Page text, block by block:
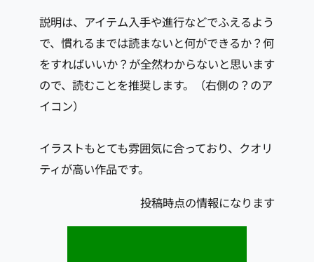
説明は、アイテム入手や進行などでふえるよう
で、慣れるまでは読まないと何ができるか？何
をすればいいか？が全然わからないと思います
ので、読むことを推奨します。（右側の？のア
イコン）
イラストもとても雰囲気に合っており、クオリ
ティが高い作品です。
投稿時点の情報になります